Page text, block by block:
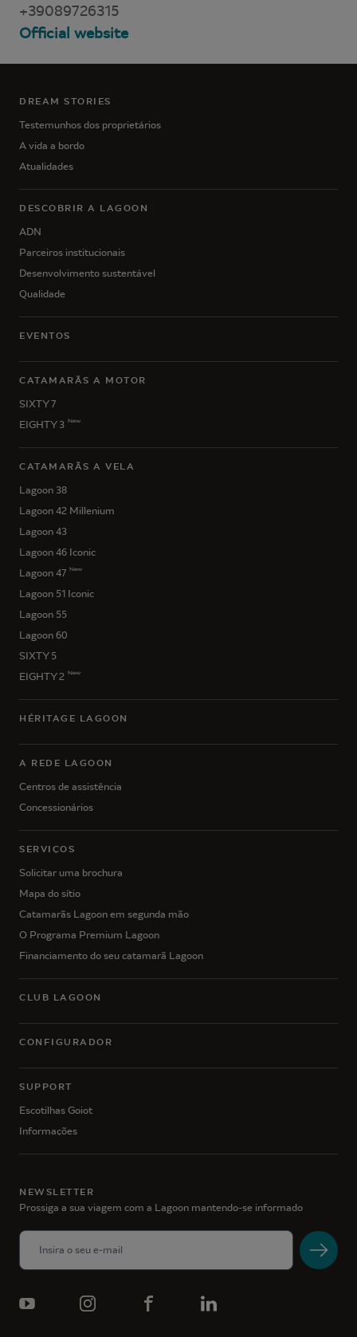
+39089726315
Official website
DREAM STORIES
Testemunhos dos proprietários
A vida a bordo
Atualidades
DESCOBRIR A LAGOON
ADN
Parceiros institucionais
Desenvolvimento sustentável
Qualidade
EVENTOS
CATAMARÃS A MOTOR
SIXTY 7
EIGHTY 3 New
CATAMARÃS A VELA
Lagoon 38
Lagoon 42 Millenium
Lagoon 43
Lagoon 46 Iconic
Lagoon 47 New
Lagoon 51 Iconic
Lagoon 55
Lagoon 60
SIXTY 5
EIGHTY 2
New
HÉRITAGE LAGOON
A REDE LAGOON
Centros de assistência
Concessionários
SERVIÇOS
Solicitar uma brochura
Mapa do sítio
Catamarãs Lagoon em segunda mão
O Programa Premium Lagoon
Financiamento do seu catamarã Lagoon
CLUB LAGOON
CONFIGURADOR
SUPPORT
Escotilhas Goiot
Informações
NEWSLETTER
Prossiga a sua viagem com a Lagoon mantendo-se informado